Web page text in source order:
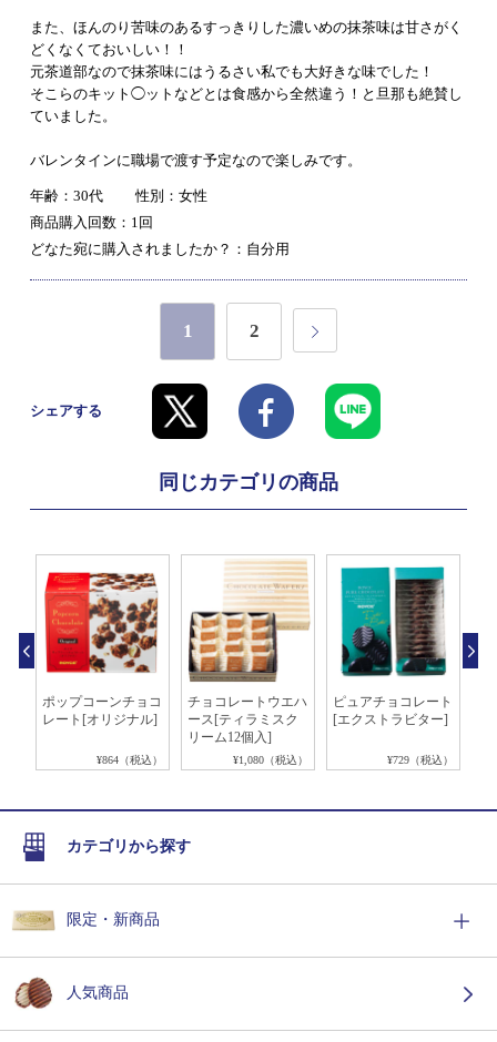
また、ほんのり苦味のあるすっきりした濃いめの抹茶味は甘さがく
どくなくておいしい！！
元茶道部なので抹茶味にはうるさい私でも大好きな味でした！
そこらのキット◯ットなどとは食感から全然違う！と旦那も絶賛し
ていました。
バレンタインに職場で渡す予定なので楽しみです。
年齢：30代
性別：女性
商品購入回数：1回
どなた宛に購入されましたか？：自分用
1 2
シェアする
同じカテゴリの商品
ポップコーンチョコ
レート[オリジナル]
¥864（税込）
チョコレートウエハ
ース[ティラミスク
リーム12個入]
¥1,080（税込）
ピュアチョコレート
[エクストラビター]
¥729（税込）
カテゴリから探す
限定・新商品
人気商品